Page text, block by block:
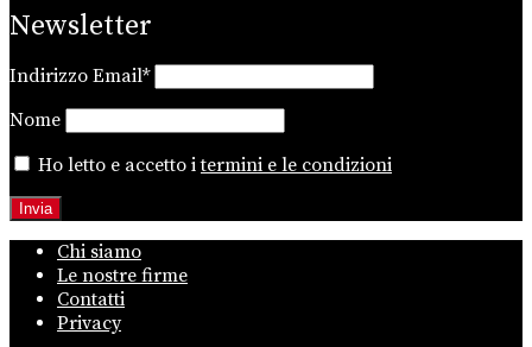
Newsletter
Indirizzo Email*
Nome
Ho letto e accetto itermini e le condizioni
Chi siamo
Le nostre firme
Contatti
Privacy